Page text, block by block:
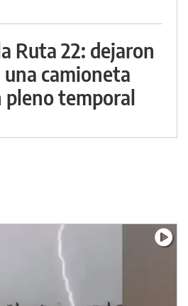
Ruta 22: dejaron
camioneta
pleno temporal